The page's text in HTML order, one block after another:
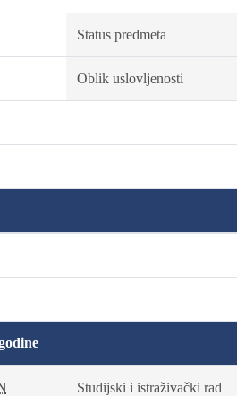
Status predmeta
Oblik uslovljenosti
Studijski i istraživački rad